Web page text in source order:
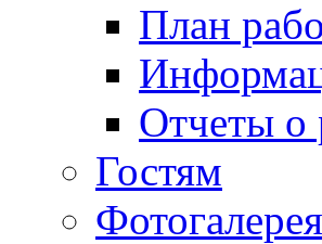
План
Отчеты
Гостям
Фотогалерея